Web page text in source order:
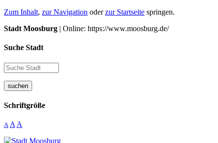
Zum Inhalt, zur Navigation oderzur Startseite springen.
Stadt Moosburg | Online: https://www.moosburg.de/
Suche Stadt
suchen
Schriftgröße
A A A